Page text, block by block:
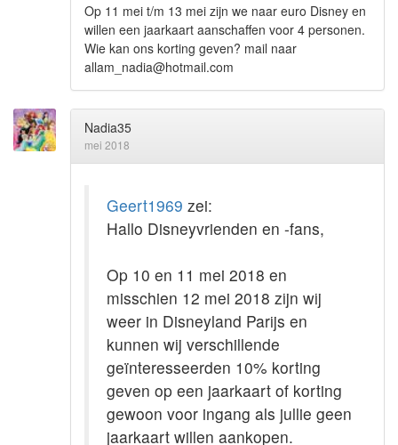
Op 11 mei t/m 13 mei zijn we naar euro Disney en
willen een jaarkaart aanschaffen voor 4 personen.
Wie kan ons korting geven? mail naar
allam_nadia@hotmail.com
Nadia35
mei 2018
Geert1969 zei:
Hallo Disneyvrienden en -fans,
Op 10 en 11 mei 2018 en
misschien 12 mei 2018 zijn wij
weer in Disneyland Parijs en
kunnen wij verschillende
geïnteresseerden 10% korting
geven op een jaarkaart of korting
gewoon voor ingang als jullie geen
jaarkaart willen aankopen.